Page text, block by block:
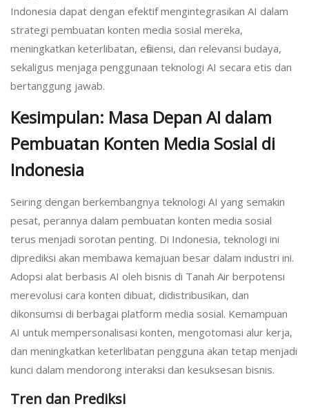
Indonesia dapat dengan efektif mengintegrasikan AI dalam
strategi pembuatan konten media sosial mereka,
meningkatkan keterlibatan, efisiensi, dan relevansi budaya,
sekaligus menjaga penggunaan teknologi AI secara etis dan
bertanggung jawab.
Kesimpulan: Masa Depan AI dalam
Pembuatan Konten Media Sosial di
Indonesia
Seiring dengan berkembangnya teknologi AI yang semakin
pesat, perannya dalam pembuatan konten media sosial
terus menjadi sorotan penting. Di Indonesia, teknologi ini
diprediksi akan membawa kemajuan besar dalam industri ini.
Adopsi alat berbasis AI oleh bisnis di Tanah Air berpotensi
merevolusi cara konten dibuat, didistribusikan, dan
dikonsumsi di berbagai platform media sosial. Kemampuan
AI untuk mempersonalisasi konten, mengotomasi alur kerja,
dan meningkatkan keterlibatan pengguna akan tetap menjadi
kunci dalam mendorong interaksi dan kesuksesan bisnis.
Tren dan Prediksi